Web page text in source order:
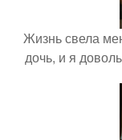
Жизнь свела
дочь, и я